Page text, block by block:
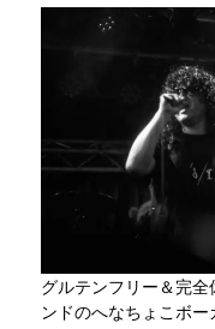
グルテンフリー＆完
ンドのへなちょこボ